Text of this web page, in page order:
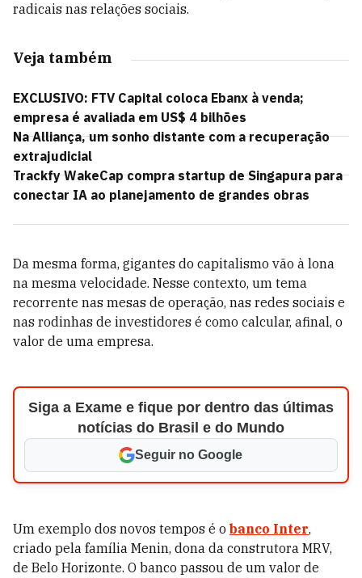
radicais nas relações sociais.
Veja também
EXCLUSIVO: FTV Capital coloca Ebanx à venda;
empresa é avaliada em US$ 4 bilhões
Na Alliança, um sonho distante com a recuperação
extrajudicial
Trackfy WakeCap compra startup de Singapura para
conectar IA ao planejamento de grandes obras
Da mesma forma, gigantes do capitalismo vão à lona
na mesma velocidade. Nesse contexto, um tema
recorrente nas mesas de operação, nas redes sociais e
nas rodinhas de investidores é como calcular, afinal, o
valor de uma empresa.
Siga a Exame e fique por dentro das últimas
notícias do Brasil e do Mundo
Seguir no Google
Um exemplo dos novos tempos é o banco Inter,
criado pela família Menin, dona da construtora MRV,
de Belo Horizonte. O banco passou de um valor de